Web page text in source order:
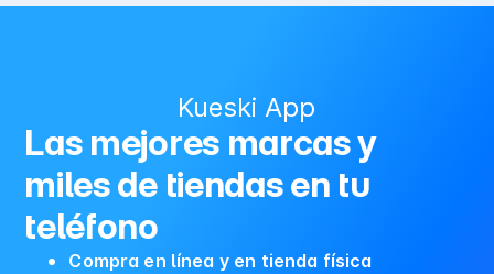
Kueski App
Las mejores marcas y
miles de tiendas en tu
teléfono
Compra en línea y en tienda física